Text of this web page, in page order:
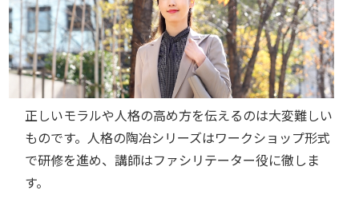
正しいモラルや人格の高め方を伝えるのは大変難しい
ものです。人格の陶冶シリーズはワークショップ形式
で研修を進め、講師はファシリテーター役に徹しま
す。